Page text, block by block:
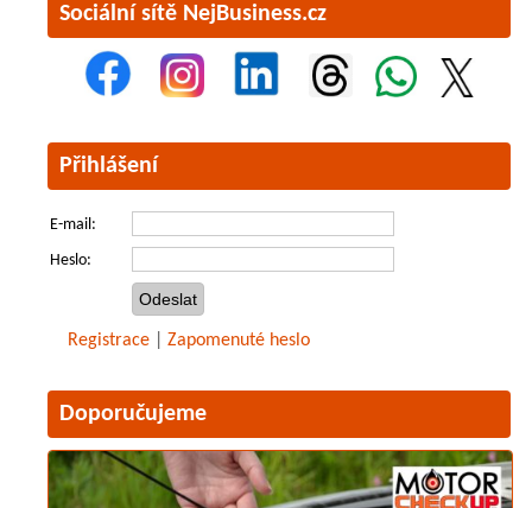
Sociální sítě NejBusiness.cz
Přihlášení
E-mail:
Heslo:
Registrace Zapomenuté heslo
Doporučujeme